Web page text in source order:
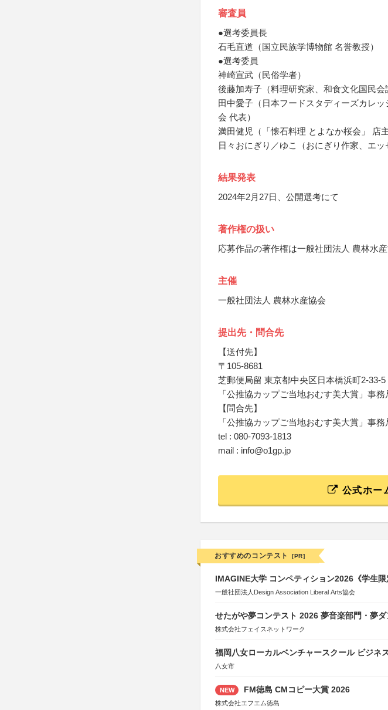
審査員
●選考委員長
石毛直道（国立民族学博物館 名誉教授）
●選考委員
神崎宣武（民俗学者）
後藤加寿子（料理研究家、和食文化国民会
田中愛子（日本フードスタディーズカレ
会 代表）
満田健児（「懐石料理 とよなか桜会」 店主
日々おにぎり／ゆこ（おにぎり作家、エッ
結果発表
2024年2月27日、公開選考にて
著作権の扱い
応募作品の著作権は一般社団法人 農林水
主催
一般社団法人 農林水産協会
提出先・問合先
【送付先】
〒105-8681
芝郵便局留 東京都中央区日本橋浜町2-33-5
「公推協カップご当地おむす美大賞」事務
【問合先】
「公推協カップご当地おむす美大賞」事務
tel : 080-7093-1813
mail : info@o1gp.jp
公式ホー
おすすめのコンテスト [PR]
IMAGINE大学 コンペティション2026《学生限
一般社団法人Design Association Liberal Arts協会
せたがや夢コンテスト 2026 夢音楽部門・夢ダ
株式会社フェイスネットワーク
福岡八女ローカルベンチャースクール ビジネ
八女市
NEW FM徳島 CMコピー大賞 2026
株式会社エフエム徳島